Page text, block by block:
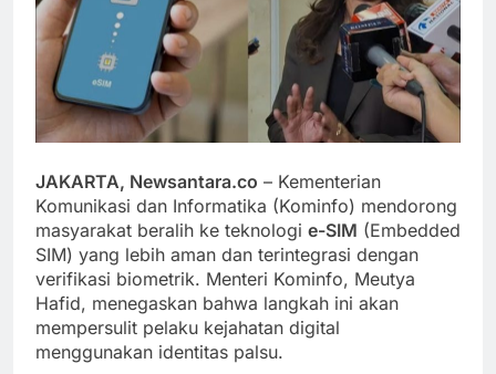
JAKARTA, Newsantara.co – Kementerian
Komunikasi dan Informatika (Kominfo) mendorong
masyarakat beralih ke teknologi e-SIM (Embedded
SIM) yang lebih aman dan terintegrasi dengan
verifikasi biometrik. Menteri Kominfo, Meutya
Hafid, menegaskan bahwa langkah ini akan
mempersulit pelaku kejahatan digital
menggunakan identitas palsu.